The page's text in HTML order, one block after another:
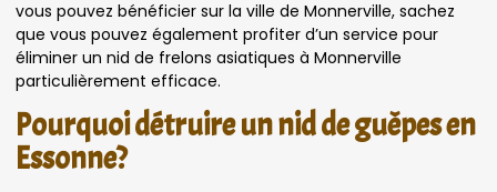
vous pouvez bénéficier sur la ville de Monnerville, sachez
que vous pouvez également profiter d’un service pour
éliminer un nid de frelons asiatiques à Monnerville
particulièrement efficace.
Pourquoi détruire un nid de guêpes en
Essonne?